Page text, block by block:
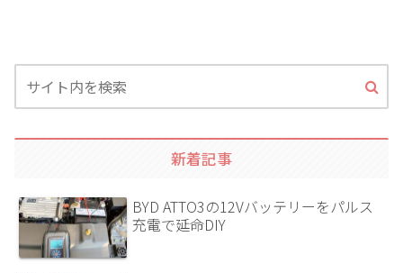
新着記事
BYD ATTO3の12Vバッテリーをパルス
充電で延命DIY